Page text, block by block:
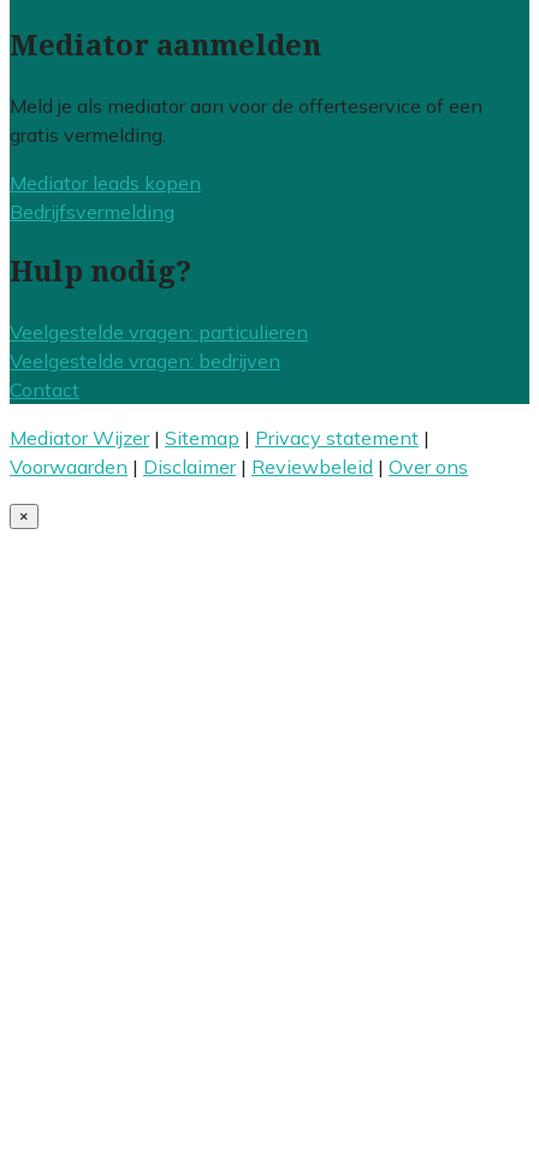
Mediator aanmelden
Meld je als mediator aan voor de offerteservice of een
gratis vermelding.
Mediator leads kopen
Bedrijfsvermelding
Hulp nodig?
Veelgestelde vragen: particulieren
Veelgestelde vragen: bedrijven
Contact
Mediator Wijzer| Sitemap | Privacy statement |
Voorwaarden | Disclaimer| Reviewbeleid | Over ons
×